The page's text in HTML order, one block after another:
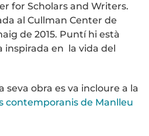
for Scholars and Writers.
al Cullman Center de
de 2015. Puntí hi està
inspirada en la vida del
seva obra es va incloure a la
contemporanis de Manlleu